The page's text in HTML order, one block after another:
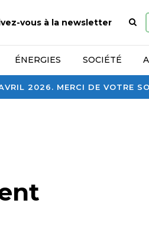
2026. MERCI DE VOTRE
vous à la newsletter
Page
ÉNERGIES SOCIÉTÉ